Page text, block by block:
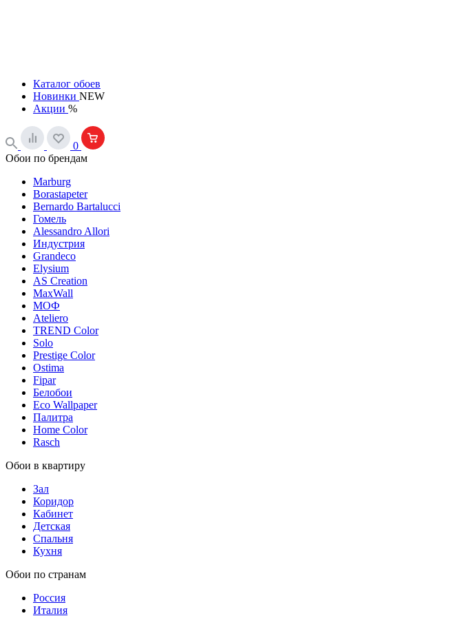
Каталог обоев
Новинки NEW
Акции %
0
Обои по брендам
Marburg
Borastapeter
Bernardo Bartalucci
Гомель
Alessandro Allori
Индустрия
Grandeco
Elysium
AS Creation
MaxWall
МОФ
Ateliero
TREND Color
Solo
Prestige Color
Ostima
Fipar
Белобои
Eco Wallpaper
Палитра
Home Color
Rasch
Обои в квартиру
Зал
Коридор
Кабинет
Детская
Спальня
Кухня
Обои по странам
Россия
Италия